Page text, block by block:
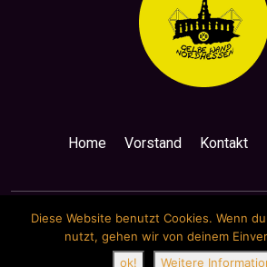
Home Vorstand Kontakt
Copyright by Gelbe Wand
Diese Website benutzt Cookies. Wenn
nutzt, gehen wir von deinem
ok!
Weitere